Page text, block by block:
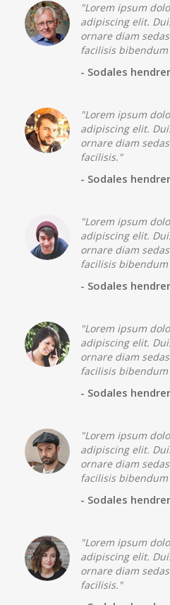
"Lorem ipsum
adipiscing elit.
ornare diam
facilisis
- Sodales
"Lorem ipsum
adipiscing elit.
ornare diam
facilisis."
- Sodales
"Lorem ipsum
adipiscing elit.
ornare diam
facilisis
- Sodales
"Lorem ipsum
adipiscing elit.
ornare diam
facilisis
- Sodales
"Lorem ipsum
adipiscing elit.
ornare diam
facilisis
- Sodales
"Lorem ipsum
adipiscing elit.
ornare diam
facilisis."